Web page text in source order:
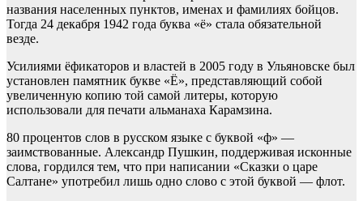
названия населенных пунктов, именах и фамилиях бойцов.
Тогда 24 декабря 1942 года буква «ё» стала обязательной
везде.
Усилиями ëфикаторов и властей в 2005 году в Ульяновске был
установлен памятник букве «Ё», представляющий собой
увеличенную копию той самой литеры, которую
использовали для печати альманаха Карамзина.
80 процентов слов в русском языке с буквой «ф» —
заимствованные. Александр Пушкин, поддерживая исконные
слова, гордился тем, что при написании «Сказки о царе
Салтане» употребил лишь одно слово с этой буквой — флот.